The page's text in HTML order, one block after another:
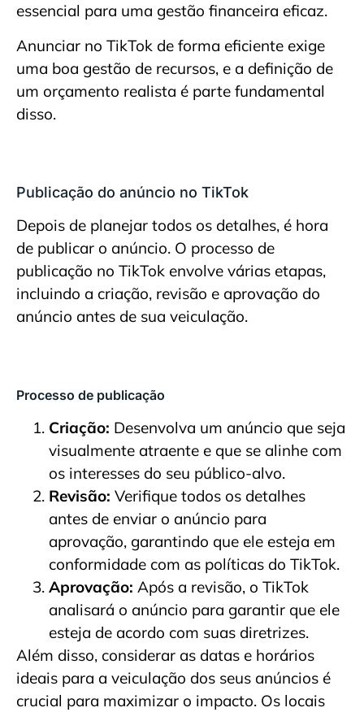
essencial para uma gestão financeira eficaz.
Anunciar no TikTok de forma eficiente exige
uma boa gestão de recursos, e a definição de
um orçamento realista é parte fundamental
disso.
Publicação do anúncio no TikTok
Depois de planejar todos os detalhes, é hora
de publicar o anúncio. O processo de
publicação no TikTok envolve várias etapas,
incluindo a criação, revisão e aprovação do
anúncio antes de sua veiculação.
Processo de publicação
Criação: Desenvolva um anúncio que seja
visualmente atraente e que se alinhe com
os interesses do seu público-alvo.
Revisão: Verifique todos os detalhes
antes de enviar o anúncio para
aprovação, garantindo que ele esteja em
conformidade com as políticas do TikTok.
Aprovação: Após a revisão, o TikTok
analisará o anúncio para garantir que ele
esteja de acordo com suas diretrizes.
Além disso, considerar as datas e horários
ideais para a veiculação dos seus anúncios é
crucial para maximizar o impacto. Os locais